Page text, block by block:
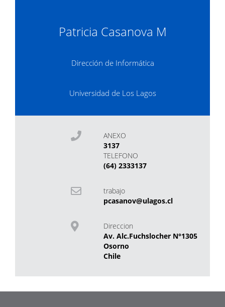
Patricia Casanova M
Dirección de Informática
Universidad de Los Lagos
ANEXO
3137
TELEFONO
(64) 2333137
trabajo
pcasanov@ulagos.cl
Direccion
Av. Alc.Fuchslocher N°1305
Osorno
Chile